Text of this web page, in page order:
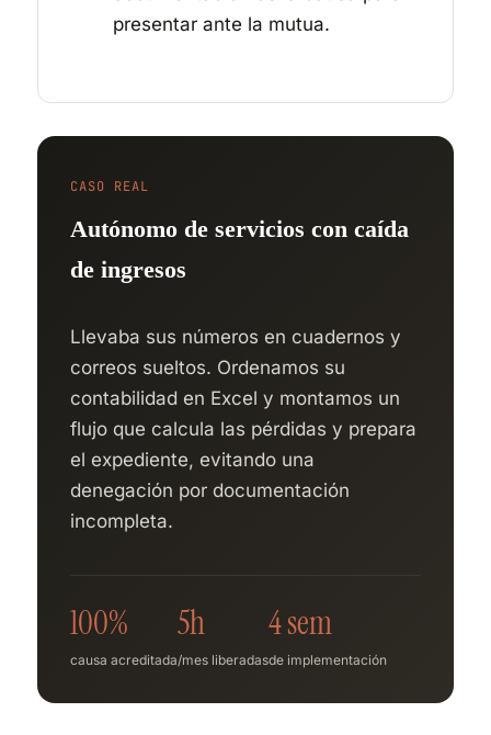
presentar ante la mutua.
CASO REAL
Autónomo de servicios con caída
de ingresos
Llevaba sus números en cuadernos y
correos sueltos. Ordenamos su
contabilidad en Excel y montamos un
flujo que calcula las pérdidas y prepara
el expediente, evitando una
denegación por documentación
incompleta.
100%
causa acreditada
5h
/mes liberadas
4 sem
de implementación